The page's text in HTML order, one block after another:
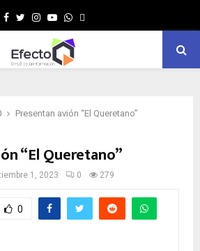
Facebook
TwitterInstagram
YoutubeWhatsapp
Presentan avión “El Queretano”
“El Queretano”
1, 2023 0 279
0